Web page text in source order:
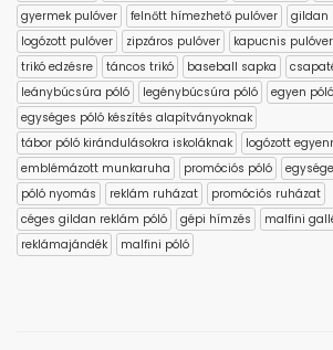
gyermek pulóver
felnőtt hímezhető pulóver gildan
logózott pulóver
zipzáros pulóver kapucnis pulóver
trikó edzésre
táncos trikó baseball sapka
leánybúcsúra póló
legénybúcsúra póló
egyen
egységes póló készítés alapítványoknak
tábor póló kirándulásokra iskoláknak
logózott
emblémázott munkaruha
promóciós póló
póló nyomás
reklám ruházat
promóciós ruházat
céges gildan reklám póló
gépi hímzés
malfini
reklámajándék
malfini póló